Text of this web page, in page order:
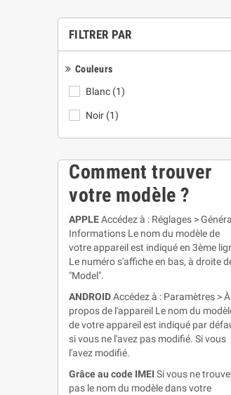
FILTRER PAR
Couleurs
Blanc (1)
Noir (1)
Comment trouver
votre modèle ?
APPLEAccédez à : Réglages >
Informations Le nom du modèle de
votre appareil est indiqué en 3ème
Le numéro s'affiche en bas, à droite
"Model".
ANDROIDAccédez à : Paramètres > À
propos de l'appareil Le nom du
de votre appareil est indiqué par
si vous ne l'avez pas modifié. Si vous
l'avez modifié.
Grâce au code IMEI Si vous ne
pas le nom du modèle dans votre